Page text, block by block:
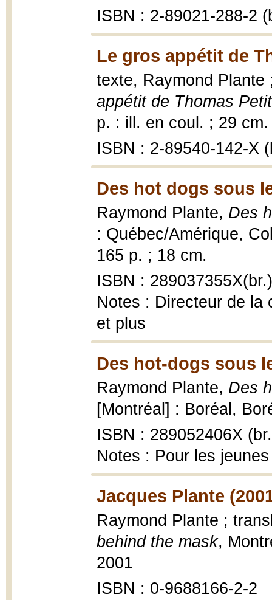
ISBN : 2-89021-288-2
Le gros appétit de
texte, Raymond
appétit de Thomas Petit
p. : ill. en coul. ; 29 cm.
ISBN : 2-89540-142-X
Des hot dogs sous
Raymond Plante, Des
: Québec/Amérique,
165 p. ; 18 cm.
ISBN : 289037355X(br.)
Notes : Directeur de la
et plus
Des hot-dogs sous
Raymond Plante, Des
[Montréal] : Boréal,
ISBN : 289052406X
Notes : Pour les jeunes
Jacques Plante
Raymond Plante ;
behind the mask,
2001
ISBN : 0-9688166-2-2